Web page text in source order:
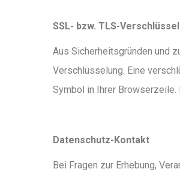
SSL- bzw. TLS-
Aus Sicherheitsgründen und
Verschlüsselung. Eine
Symbol in Ihrer
Datenschutz-Kontakt
Bei Fragen zur Erhebung,